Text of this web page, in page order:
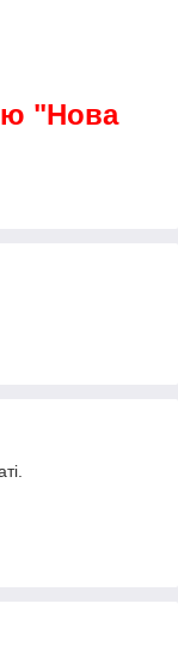
"Нова